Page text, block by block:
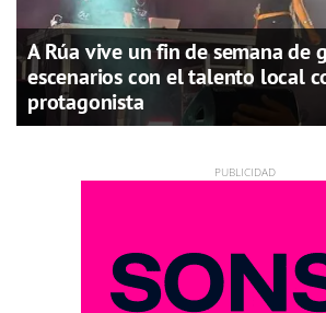
A Rúa vive un fin de semana de
escenarios con el talento local
protagonista